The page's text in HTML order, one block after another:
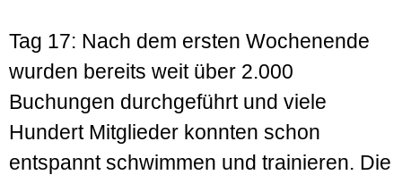
Tag 17: Nach dem ersten Wochenende
wurden bereits weit über 2.000
Buchungen durchgeführt und viele
Hundert Mitglieder konnten schon
entspannt schwimmen und trainieren. Die